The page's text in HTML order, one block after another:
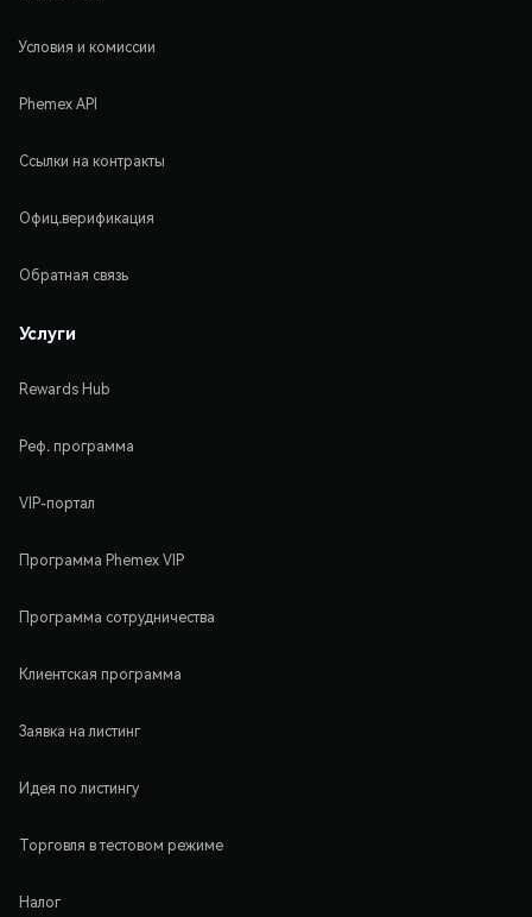
Условия и комиссии
Phemex API
Ссылки на контракты
Офиц.верификация
Обратная связь
Услуги
Rewards Hub
Реф. программа
VIP-портал
Программа Phemex VIP
Программа сотрудничества
Клиентская программа
Заявка на листинг
Идея по листингу
Торговля в тестовом режиме
Налог